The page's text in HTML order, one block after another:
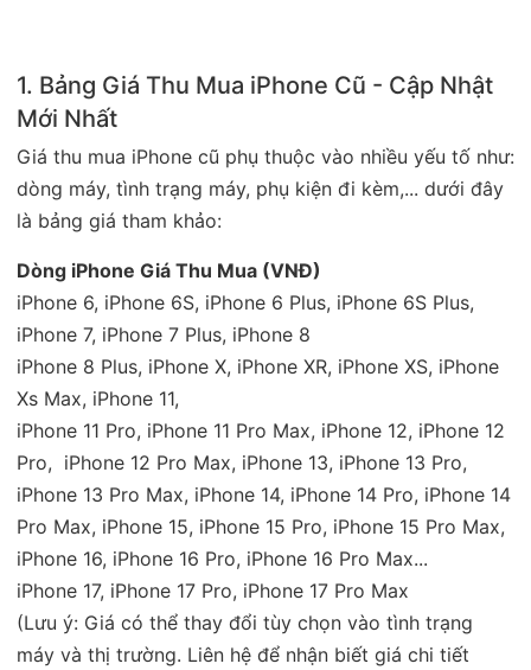
1. Bảng Giá Thu Mua iPhone Cũ - Cập Nhật
Mới Nhất
Giá thu mua iPhone cũ phụ thuộc vào nhiều yếu tố như:
dòng máy, tình trạng máy, phụ kiện đi kèm,... dưới đây
là bảng giá tham khảo:
Dòng iPhone Giá Thu Mua (VNĐ)
iPhone 6, iPhone 6S, iPhone 6 Plus, iPhone 6S Plus,
iPhone 7, iPhone 7 Plus, iPhone 8
iPhone 8 Plus, iPhone X, iPhone XR, iPhone XS, iPhone
Xs Max, iPhone 11,
iPhone 11 Pro, iPhone 11 Pro Max, iPhone 12, iPhone 12
Pro, iPhone 12 Pro Max, iPhone 13, iPhone 13 Pro,
iPhone 13 Pro Max, iPhone 14, iPhone 14 Pro, iPhone 14
Pro Max, iPhone 15, iPhone 15 Pro, iPhone 15 Pro Max,
iPhone 16, iPhone 16 Pro, iPhone 16 Pro Max...
iPhone 17, iPhone 17 Pro, iPhone 17 Pro Max
(Lưu ý: Giá có thể thay đổi tùy chọn vào tình trạng
máy và thị trường. Liên hệ để nhận biết giá chi tiết